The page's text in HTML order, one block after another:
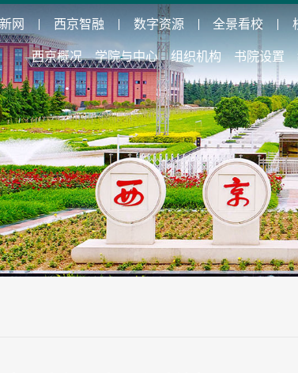
网 西京智融 数字资源 全景看校
西京概况 学院与中心 组织机构 书院设置